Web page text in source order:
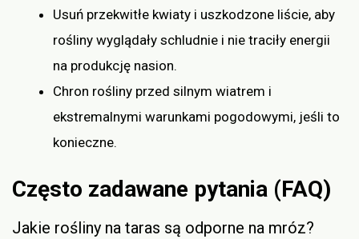
Usuń przekwitłe kwiaty i uszkodzone liście, aby
rośliny wyglądały schludnie i nie traciły energii
na produkcję nasion.
Chron rośliny przed silnym wiatrem i
ekstremalnymi warunkami pogodowymi, jeśli to
konieczne.
Często zadawane pytania (FAQ)
Jakie rośliny na taras są odporne na mróz?